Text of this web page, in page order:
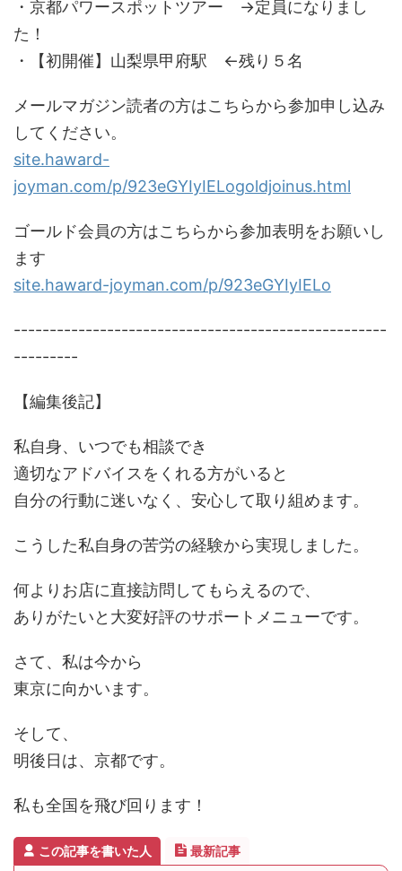
・京都パワースポットツアー →定員になりまし
た！
・【初開催】山梨県甲府駅 ←残り５名
メールマガジン読者の方はこちらから参加申し込み
してください。
site.haward-
joyman.com/p/923eGYIyIELogoldjoinus.html
ゴールド会員の方はこちらから参加表明をお願いし
ます
site.haward-joyman.com/p/923eGYIyIELo
----------------------------------------------------
---------
【編集後記】
私自身、いつでも相談でき
適切なアドバイスをくれる方がいると
自分の行動に迷いなく、安心して取り組めます。
こうした私自身の苦労の経験から実現しました。
何よりお店に直接訪問してもらえるので、
ありがたいと大変好評のサポートメニューです。
さて、私は今から
東京に向かいます。
そして、
明後日は、京都です。
私も全国を飛び回ります！
この記事を書いた人 最新記事